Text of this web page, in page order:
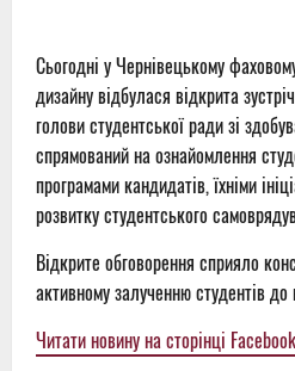
Сьогодні у Чернівецькому
дизайну відбулася відкрита
голови студентської ради зі
спрямований на ознайомлення
програмами кандидатів, їхніми
розвитку студентського
Відкрите обговорення сприяло
активному залученню студентів
Читати новину на сторінці Facebook